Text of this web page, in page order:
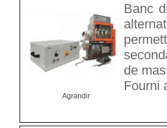
Agrandir
Banc
de
Fourni